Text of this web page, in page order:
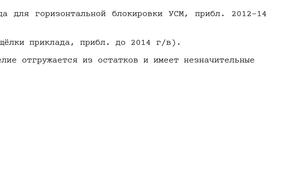
для горизонтальной блокировки УСМ, прибл. 2012-14
приклада, прибл. до 2014 г/в).
отгружается из остатков и имеет незначительные